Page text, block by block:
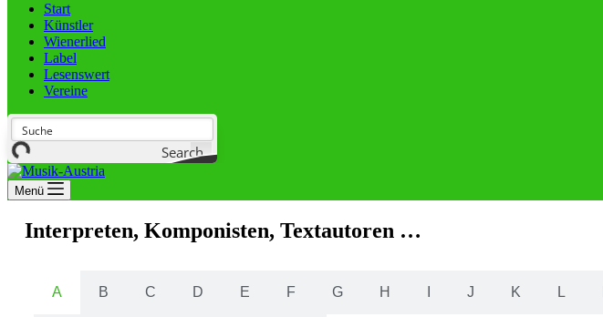
Start
Künstler
Wienerlied
Label
Lesenswert
Vereine
Search
Menü
Interpreten, Komponisten, Textautoren …
A B C D E F G H J K L